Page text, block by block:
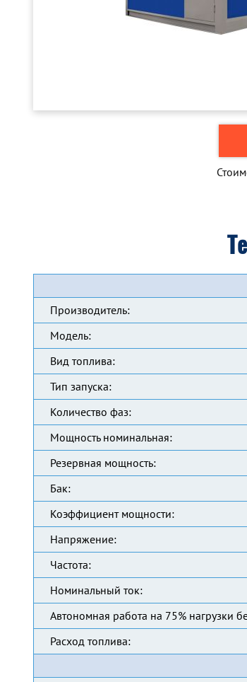
Производитель:
Модель:
Вид топлива:
Тип запуска:
Количество фаз:
Мощность номинальная:
Резервная мощность:
Бак:
Коэффициент мощности:
Напряжение:
Частота:
Номинальный ток:
Автономная работа на 75% нагрузки
Расход топлива: